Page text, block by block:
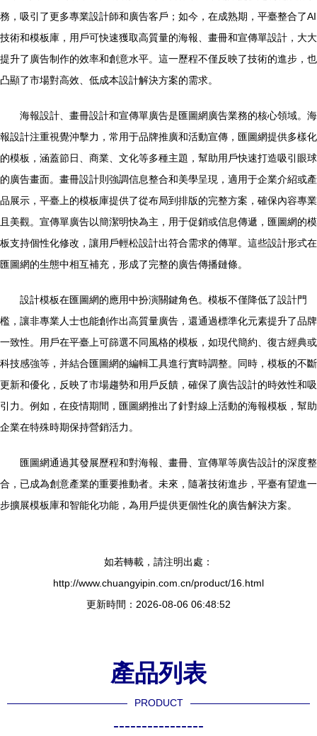
務，吸引了更多專業設計師和廣告客戶；如今，在成熟期，平臺整合了AI
技術和模板庫，用戶可快速獲取高質量的海報、畫冊和宣傳單設計，大大
提升了廣告制作的效率和創意水平。這一歷程不僅反映了技術的進步，也
凸顯了市場對高效、低成本設計解決方案的需求。
海報設計、畫冊設計和宣傳單廣告是匯圖網廣告業務的核心領域。海
報設計注重視覺沖擊力，常用于品牌推廣和活動宣傳，匯圖網提供多樣化
的模板，涵蓋節日、商業、文化等多種主題，幫助用戶快速打造吸引眼球
的廣告畫面。畫冊設計則強調信息整合和美學呈現，適用于企業介紹或產
品展示，平臺上的模板庫提供了從布局到排版的完整方案，確保內容專業
且美觀。宣傳單廣告以簡潔明快為主，用于促銷或信息傳遞，匯圖網的模
板支持個性化修改，讓用戶輕松設計出符合需求的傳單。這些設計形式在
匯圖網的生態中相互補充，形成了完整的廣告傳播鏈條。
設計模板在匯圖網的應用中扮演關鍵角色。模板不僅降低了設計門
檻，讓非專業人士也能創作出高質量廣告，還通過標準化元素提升了品牌
一致性。用戶在平臺上可篩選不同風格的模板，如現代簡約、復古經典或
科技感強等，并結合匯圖網的編輯工具進行實時調整。同時，模板的不斷
更新和優化，反映了市場趨勢和用戶反饋，確保了廣告設計的時效性和吸
引力。例如，在疫情期間，匯圖網推出了針對線上活動的海報模板，幫助
企業在特殊時期保持營銷活力。
匯圖網通過其發展歷程和對海報、畫冊、宣傳單等廣告設計的深度整
合，已成為創意產業的重要推動者。未來，隨著技術進步，平臺有望進一
步擴展模板庫和智能化功能，為用戶提供更個性化的廣告解決方案。
如若轉載，請注明出處：
http://www.chuangyipin.com.cn/product/16.html
更新時間：2026-08-06 06:48:52
產品列表
PRODUCT
----------------